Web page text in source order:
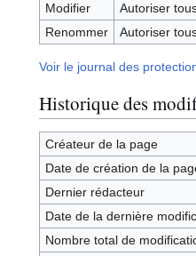
Modifier
Autoriser
Renommer
Autoriser
Voir le journal des
Historique des
Créateur de la page
Date de création de la
Dernier rédacteur
Date de la dernière
Nombre total de